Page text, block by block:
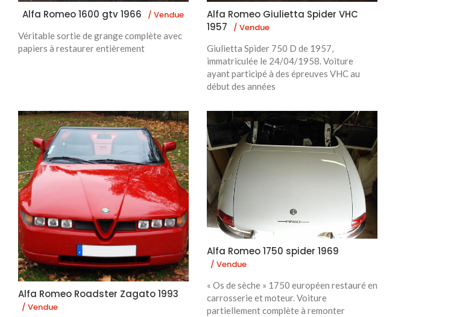
Alfa Romeo 1600 gtv 1966 / Vendue
Véritable sortie de grange complète avec
papiers à restaurer entièrement
Alfa Romeo Giulietta Spider VHC
1957
/ Vendue
Giulietta Spider 750 D de 1957,
immatriculée le 24/04/1958. Voiture
ayant participé à des épreuves VHC au
début des années
Alfa Romeo Roadster Zagato 1993
/ Vendue
Alfa Romeo 1750 spider 1969
/ Vendue
« Os de sèche » 1750 européen restauré en
carrosserie et moteur. Voiture
partiellement complète à remonter